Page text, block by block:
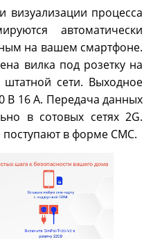
визуализации процесса
автоматически
на вашем смартфоне.
вилка под розетку на
сети. Выходное
В 16 А. Передача данных
в сотовых сетях 2G.
поступают в форме СМС.